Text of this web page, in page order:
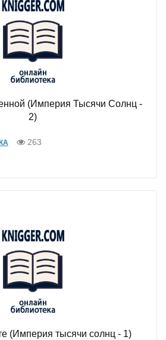
(Империя Тысячи Солнц -
2)
263
(Империя тысячи солнц - 1)